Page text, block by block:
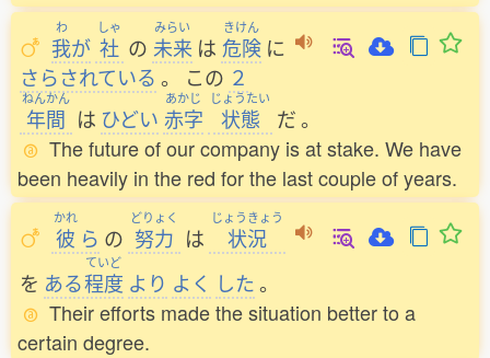
わ
我が
しゃ
社 の
みらい
未来 は
きけん
危険 に
さらされている 。 この ２
ねんかん
年間 は ひどい
あかじ
赤字
じょうたい
状態 だ。
The future of our company is at stake. We have
been heavily in the red for the last couple of years.
かれ
彼 ら の
どりょく
努力 は
じょうきょう
状況
を ある
ていど
程度 より よく した。
Their efforts made the situation better to a
certain degree.